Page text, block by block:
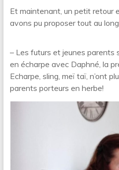
Et maintenant, un petit retour
avons pu proposer tout au
– Les futurs et jeunes parents
en écharpe avec Daphné, la
Echarpe, sling, meï taï, n’ont
parents porteurs en herbe!